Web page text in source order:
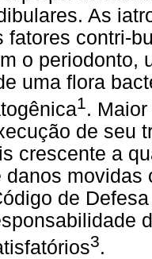
As
fatores contri-
o periodonto,
uma flora
1 .
de seu
crescente a
danos
de
3.